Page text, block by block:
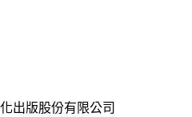
出版股份有限公司